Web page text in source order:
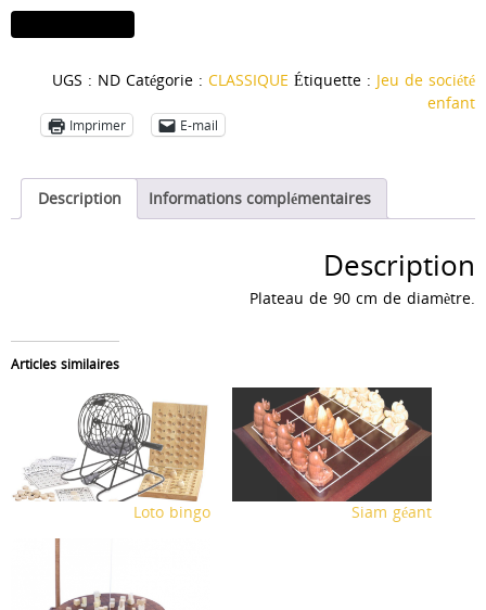
quantité
de
UGS : ND Catégorie : CLASSIQUE Étiquette : Jeu de société
enfant
Imprimer E-mail
Description Informations complémentaires
Description
Plateau de 90 cm de diamètre.
Articles similaires
Loto bingo Siam géant